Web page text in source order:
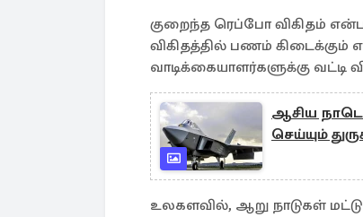
குறைந்த ரெப்போ விகிதம்
விகிதத்தில் பணம் கிடைக்கும்
வாடிக்கையாளர்களுக்கு வட்டி
ஆசிய
செய்யும்
உலகளவில், ஆறு நாடுகள்